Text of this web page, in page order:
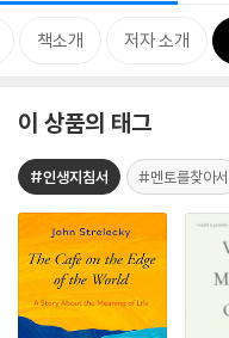
책소개 저자 소개
이 상품의 태그
#인생지침서 #멘토를찾아서